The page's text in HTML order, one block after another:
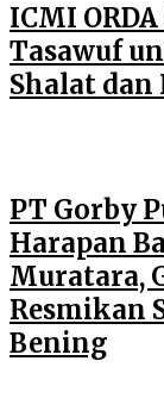
ICMI
Tasawuf
Shalat
PT Gorby
Harapan
Muratara,
Resmikan
Bening